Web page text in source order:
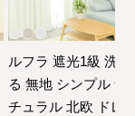
ルフラ 遮光1級 洗え
る 無地 シンプル ナ
チュラル 北欧 ドレ